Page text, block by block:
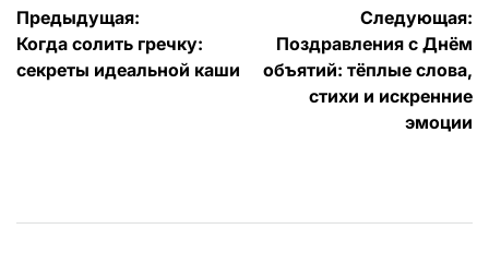
Навигация
по
Предыдущая:
Когда солить гречку:
секреты идеальной каши
Следующая:
Поздравления с Днём
объятий: тёплые слова,
стихи и искренние
эмоции